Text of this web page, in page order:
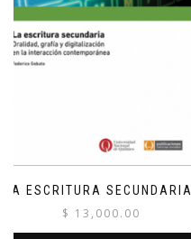
LA ESCRITURA SECUNDARIA.
$ 13,000.00